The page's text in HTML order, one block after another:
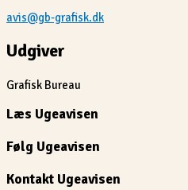
avis@gb-grafisk.dk
Udgiver
Grafisk Bureau
Læs Ugeavisen
Følg Ugeavisen
Kontakt Ugeavisen